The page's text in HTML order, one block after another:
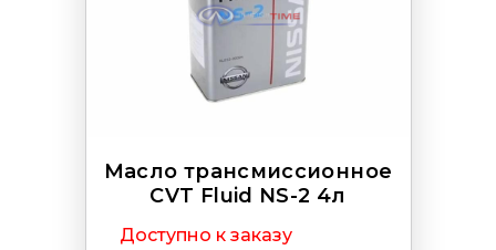
Масло трансмиссионное
CVT Fluid NS-2 4л
Доступно к заказу